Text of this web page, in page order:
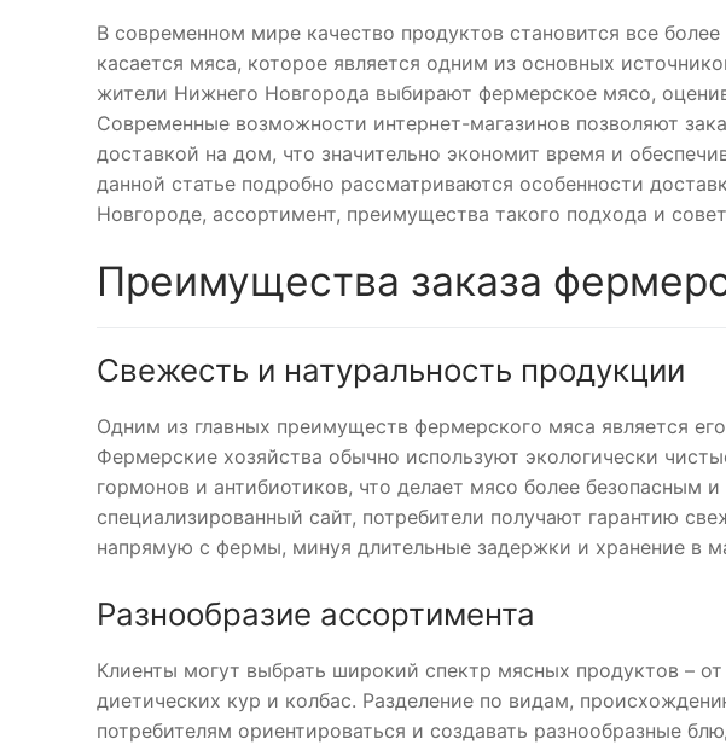
В современном мире качество продуктов становится все
касается мяса, которое является одним из основных
жители Нижнего Новгорода выбирают фермерское мясо,
Современные возможности интернет-магазинов позволяют
доставкой на дом, что значительно экономит время и
данной статье подробно рассматриваются особенности
Новгороде, ассортимент, преимущества такого подхода и
Преимущества заказа
Свежесть и натуральность продукции
Одним из главных преимуществ фермерского мяса является
Фермерские хозяйства обычно используют экологически
гормонов и антибиотиков, что делает мясо более безопасным
специализированный сайт, потребители получают гарантию
напрямую с фермы, минуя длительные задержки и хранение в
Разнообразие ассортимента
Клиенты могут выбрать широкий спектр мясных продуктов –
диетических кур и колбас. Разделение по видам,
потребителям ориентироваться и создавать разнообразные